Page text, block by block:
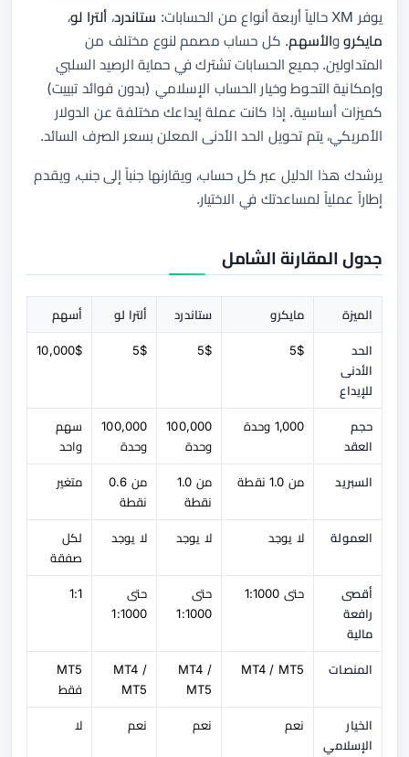
يوفر XM حالياً أربعة أنواع من الحسابات: ستاندرد، ألترا لو،
مايكرووالأسهم. كل حساب مصمم لنوع مختلف من
المتداولين. جميع الحسابات تشترك في حماية الرصيد السلبي
وإمكانية التحوط وخيار الحساب الإسلامي (بدون فوائد تبييت)
كميزات أساسية. إذا كانت عملة إيداعك مختلفة عن الدولار
الأمريكي، يتم تحويل الحد الأدنى المعلن بسعر الصرف السائد.
يرشدك هذا الدليل عبر كل حساب، ويقارنها جنباً إلى جنب، ويقدم
إطاراً عملياً لمساعدتك في الاختيار.
جدول المقارنة الشامل
الميزة مايكرو ستاندرد ألترا لو أسهم
الحد
الأدنى
للإيداع
5$
5$
5$
10,000$
حجم
العقد
1,000 وحدة
100,000
وحدة
100,000
وحدة
سهم
واحد
السبريد من 1.0 نقطة
من 1.0
نقطة
من 0.6
نقطة
متغير
العمولة لا يوجد لا يوجد لا يوجد
لكل
صفقة
أقصى
رافعة
مالية
حتى 1:1000
حتى
1:1000
حتى
1:1000
1:1
المنصات MT4 / MT5
MT4 /
MT5
MT4 /
MT5
MT5
فقط
الخيار
الإسلامي
نعم نعم نعم لا